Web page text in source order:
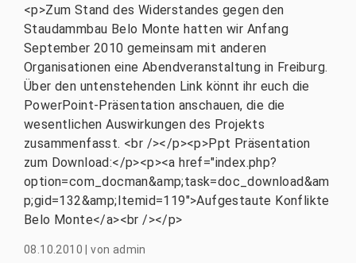
<p>Zum Stand des Widerstandes gegen den
Staudammbau Belo Monte hatten wir Anfang
September 2010 gemeinsam mit anderen
Organisationen eine Abendveranstaltung in Freiburg.
Über den untenstehenden Link könnt ihr euch die
PowerPoint-Präsentation anschauen, die die
wesentlichen Auswirkungen des Projekts
zusammenfasst. <br /></p><p>Ppt Präsentation
zum Download:</p><p><a href="index.php?
option=com_docman&amp;task=doc_download&am
p;gid=132&amp;Itemid=119">Aufgestaute Konflikte
Belo Monte</a><br /></p>
08.10.2010 |von admin